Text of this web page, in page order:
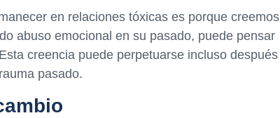
en relaciones tóxicas es porque creemos
abuso emocional en su pasado, puede pensar
creencia puede perpetuarse incluso después
pasado.